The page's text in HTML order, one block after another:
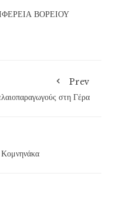
ΒΟΡΕΙΟΥ
Prev
στη Γέρα